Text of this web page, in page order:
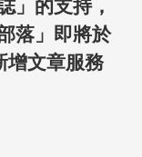
」的支持，
落」即將於
增文章服務